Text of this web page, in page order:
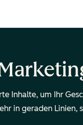
Inhalte, um Ihr
in geraden Linien,